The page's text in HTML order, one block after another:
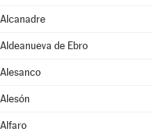
Alcanadre
Aldeanueva de Ebro
Alesanco
Alesón
Alfaro